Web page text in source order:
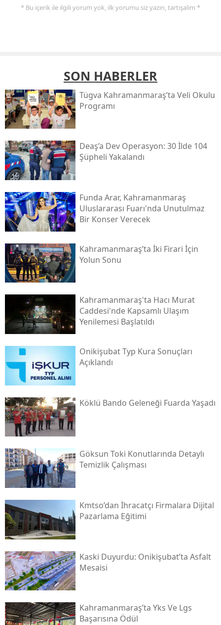
* Bu içerik ile ilgili yorum yok, ilk yorumu siz yazın, tartışalım *
SON HABERLER
Tügva Kahramanmaraş’ta Veli Okulu
Programı
Deaş’a Dev Operasyon: 30 İlde 104
Şüpheli Yakalandı
Funda Arar, Kahramanmaraş
Uluslararası Fuarı'nda Unutulmaz
Bir Konser Verecek
Kahramanmaraş’ta İki Firari İçin
Yolun Sonu
Kahramanmaraş'ta Hacı Murat
Caddesi'nde Kapsamlı Ulaşım
Yenilemesi Başlatıldı
Onikişubat Typ Kura Sonuçları
Açıklandı
Köklü Bando Geleneği Fuarda Yaşadı
Göksun Toki̇ Konutlarında Detaylı
Temizlik Çalışması
Kmtso’dan İhracatçı Firmalara Dijital
Pazarlama Eğitimi
Kaski̇ Duyurdu: Onikişubat’ta Asfalt
Mesaisi
Kahramanmaraş’ta Yks Ve Lgs
Başarısına Ödül